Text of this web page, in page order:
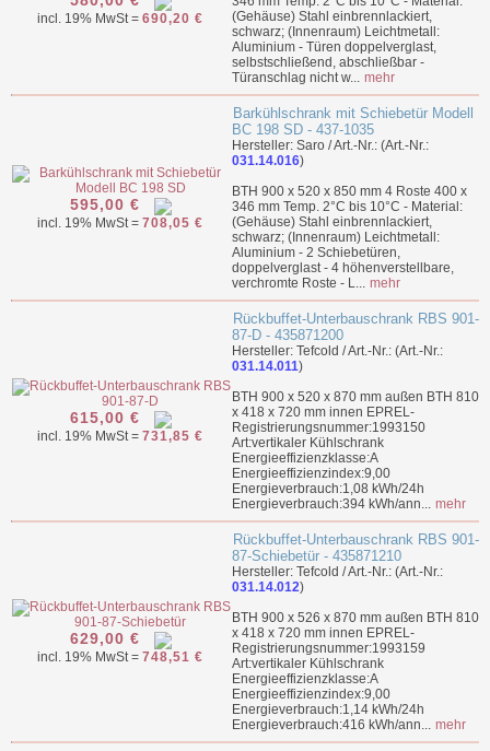
incl. 19% MwSt = 690,20 €
(Gehäuse) Stahl einbrennlackiert,
schwarz; (Innenraum) Leichtmetall:
Aluminium - Türen doppelverglast,
selbstschließend, abschließbar -
Türanschlag nicht w... mehr
595,00 €
incl. 19% MwSt = 708,05 €
Barkühlschrank mit Schiebetür Modell
BC 198 SD - 437-1035
Hersteller: Saro / Art.-Nr.: (Art.-Nr.:
031.14.016)
BTH 900 x 520 x 850 mm 4 Roste 400 x
346 mm Temp. 2°C bis 10°C - Material:
(Gehäuse) Stahl einbrennlackiert,
schwarz; (Innenraum) Leichtmetall:
Aluminium - 2 Schiebetüren,
doppelverglast - 4 höhenverstellbare,
verchromte Roste - L... mehr
615,00 €
incl. 19% MwSt = 731,85 €
Rückbuffet-Unterbauschrank RBS 901-
87-D - 435871200
Hersteller: Tefcold / Art.-Nr.: (Art.-Nr.:
031.14.011)
BTH 900 x 520 x 870 mm außen BTH 810
x 418 x 720 mm innen EPREL-
Registrierungsnummer:1993150
Art:vertikaler Kühlschrank
Energieeffizienzklasse:A
Energieeffizienzindex:9,00
Energieverbrauch:1,08 kWh/24h
Energieverbrauch:394 kWh/ann... mehr
629,00 €
incl. 19% MwSt = 748,51 €
Rückbuffet-Unterbauschrank RBS 901-
87-Schiebetür - 435871210
Hersteller: Tefcold / Art.-Nr.: (Art.-Nr.:
031.14.012)
BTH 900 x 526 x 870 mm außen BTH 810
x 418 x 720 mm innen EPREL-
Registrierungsnummer:1993159
Art:vertikaler Kühlschrank
Energieeffizienzklasse:A
Energieeffizienzindex:9,00
Energieverbrauch:1,14 kWh/24h
Energieverbrauch:416 kWh/ann... mehr